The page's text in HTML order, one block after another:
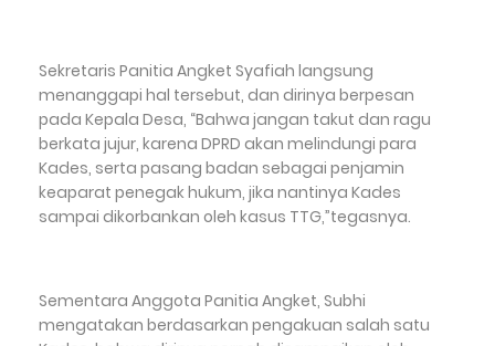
Sekretaris Panitia Angket Syafiah langsung
menanggapi hal tersebut, dan dirinya berpesan
pada Kepala Desa, “Bahwa jangan takut dan ragu
berkata jujur, karena DPRD akan melindungi para
Kades, serta pasang badan sebagai penjamin
keaparat penegak hukum, jika nantinya Kades
sampai dikorbankan oleh kasus TTG,”tegasnya.
Sementara Anggota Panitia Angket, Subhi
mengatakan berdasarkan pengakuan salah satu